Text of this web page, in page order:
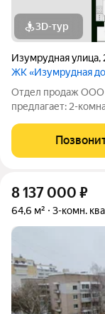
3D-тур
Изумрудная улица,
ЖК «Изумрудная
Отдел продаж ООО
предлагает: 2-
2023 г. Ипотека.
находится в
8 137 000 ₽
64,6 м² 3-комн.